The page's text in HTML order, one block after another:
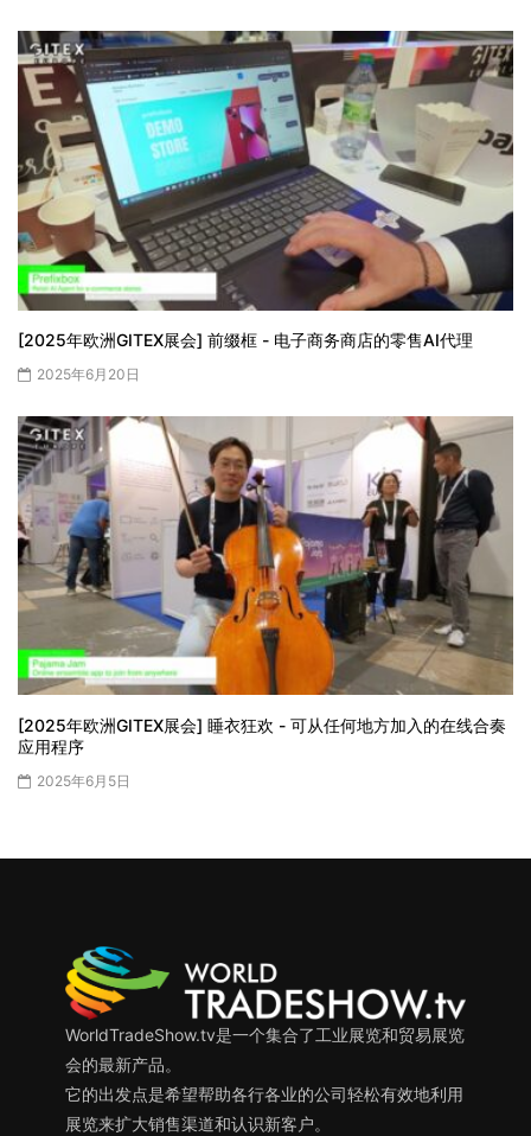
[2025年欧洲GITEX展会] 前缀框 - 电子商务商店的零售AI代理
2025年6月20日
[2025年欧洲GITEX展会] 睡衣狂欢 - 可从任何地方加入的在线合奏
应用程序
2025年6月5日
WorldTradeShow.tv是一个集合了工业展览和贸易展览
会的最新产品。
它的出发点是希望帮助各行各业的公司轻松有效地利用
展览来扩大销售渠道和认识新客户。